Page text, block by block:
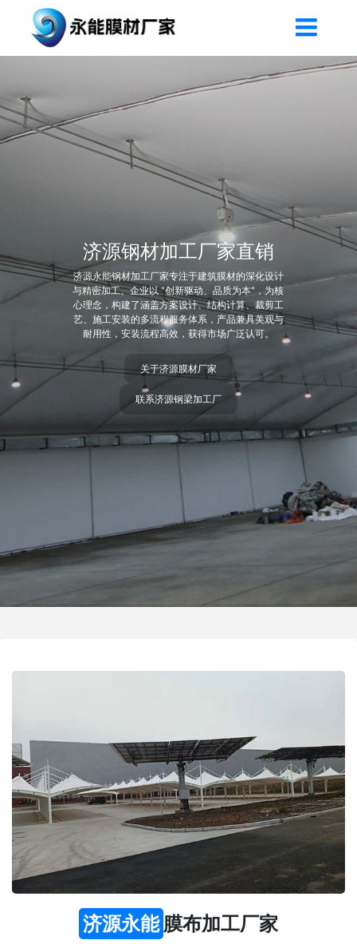
济源膜布加工厂家
济源永能膜布加工厂家专注于膜材结构建筑加工领
域，尤其在 PTFE、PVC 等膜材的曲面造型与节点
处理上积累了丰富经验。产品广泛应用于遮阳设
施、景观张拉膜、工业仓储篷盖等场景，从商业街
区的遮阳天幕到物流园区的大型仓储篷布，均能提
供定制化解决方案。
济源膜材料加工厂
济源膜布加工厂家
济源永能 膜布加工厂家